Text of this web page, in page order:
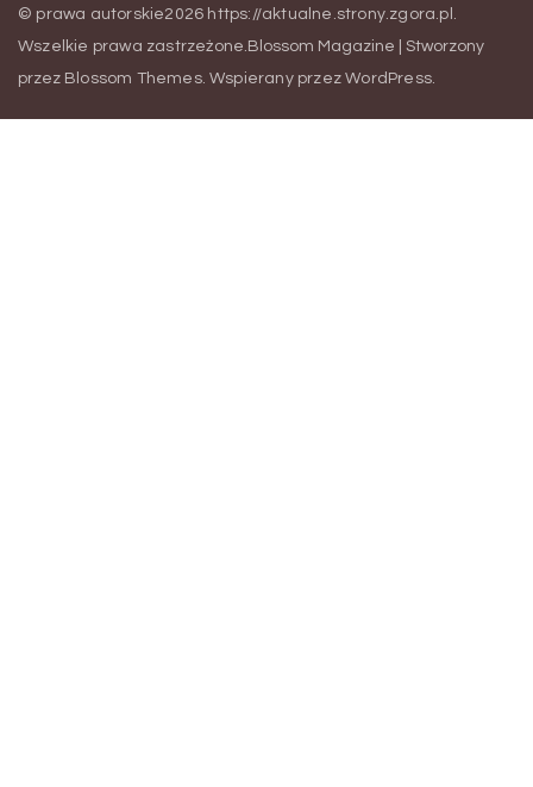
© prawa autorskie2026 https://aktualne.strony.zgora.pl .
Wszelkie prawa zastrzeżone. Blossom Magazine | Stworzony
przez Blossom Themes. Wspierany przezWordPress.